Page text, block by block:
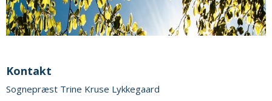
Kontakt
Sognepræst Trine Kruse Lykkegaard